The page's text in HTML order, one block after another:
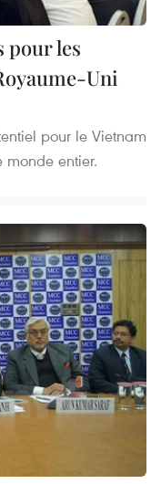
pour les
Uni
pour le Vietnam
entier.